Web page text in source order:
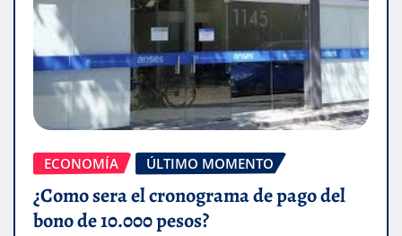
ECONOMÍA ÚLTIMO MOMENTO
¿Como sera el cronograma de pago del
bono de 10.000 pesos?